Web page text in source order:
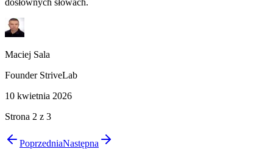
Maciej Sala
Founder StriveLab
10 kwietnia 2026
Strona 2 z 3
PoprzedniaNastępna